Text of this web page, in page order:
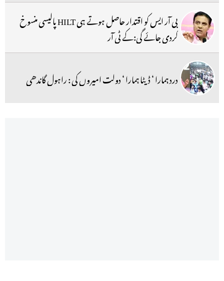
بی آر ایس کو اقتدار حاصل ہوتے ہی HILT پالیسی منسوخ
کردی جائے گی:کے ٹی آر
درد ہمارا ‘ ڈیٹا ہمارا ‘ دولت امیروں کی : راہول گاندھی